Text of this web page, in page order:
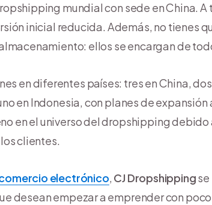
mundial con sede en China. A
inicial reducida. Además, no tienes
ellos se encargan de
en diferentes países: tres en China,
en Indonesia, con planes de expansión
en el universo del dropshipping debido
clientes.
electrónico, CJ Dropshipping
desean empezar a emprender con poco